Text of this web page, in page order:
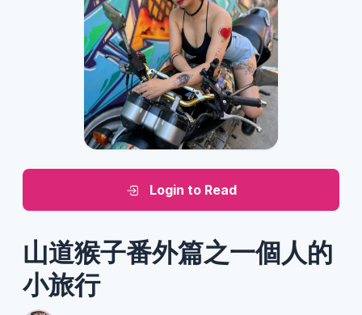
Login to Read
山道猴子番外篇之一個人的
小旅行